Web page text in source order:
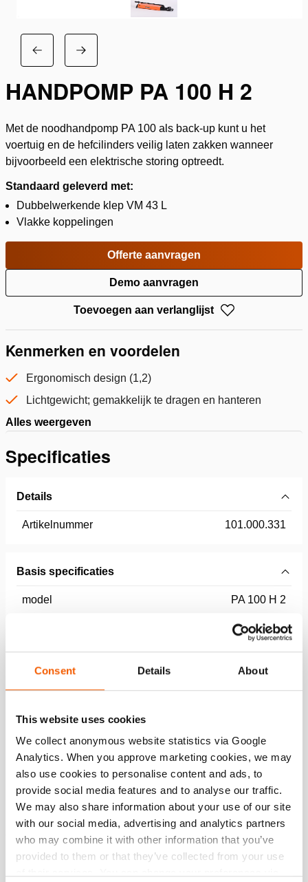
Consent Details About
This website uses cookies
We collect anonymous website statistics via Google
Analytics. When you approve marketing cookies, we may
also use cookies to personalise content and ads, to
provide social media features and to analyse our traffic.
We may also share information about your use of our site
with our social media, advertising and analytics partners
who may combine it with other information that you’ve
provided to them or that they’ve collected from your use
HANDPOMP PA 100 H 2
Met de noodhandpomp PA 100 als back-up kunt u het
voertuig en de hefcilinders veilig laten zakken wanneer
bijvoorbeeld een elektrische storing optreedt.
Standaard geleverd met:
Dubbelwerkende klep VM 43 L
Vlakke koppelingen
Offerte aanvragen
Demo aanvragen
Toevoegen aan verlanglijst
Kenmerken en voordelen
Ergonomisch design (1,2)
Lichtgewicht; gemakkelijk te dragen en hanteren
Alles weergeven
Specificaties
Details
Artikelnummer 101.000.331
Basis specificaties
model PA 100 H 2
550 / 55 (bar/MPa)
Prestatie
Algemene specificaties
Afmetingen, gewicht en temperatuur
Technische tekening afmetingen
Functies